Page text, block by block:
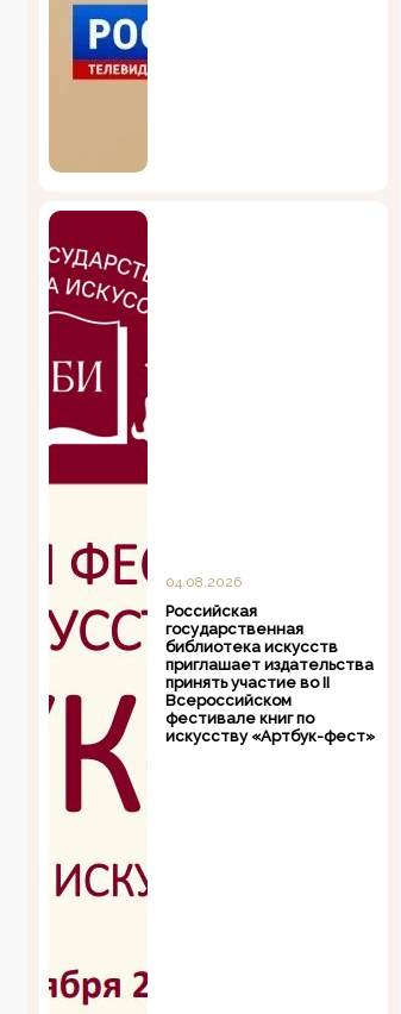
04.08.2026
Российская
государственная
библиотека искусств
приглашает издательства
принять участие во II
Всероссийском
фестивале книг по
искусству «Артбук-фест»